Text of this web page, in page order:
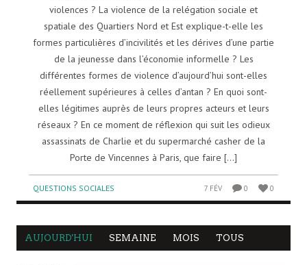
violences ? La violence de la relégation sociale et
spatiale des Quartiers Nord et Est explique-t-elle les
formes particulières d’incivilités et les dérives d’une partie
de la jeunesse dans l’économie informelle ? Les
différentes formes de violence d’aujourd’hui sont-elles
réellement supérieures à celles d’antan ? En quoi sont-
elles légitimes auprès de leurs propres acteurs et leurs
réseaux ? En ce moment de réflexion qui suit les odieux
assassinats de Charlie et du supermarché casher de la
Porte de Vincennes à Paris, que faire [...]
QUESTIONS SOCIALES 7 FÉV 0 0
AUJOURD'HUI SEMAINE MOIS TOUS